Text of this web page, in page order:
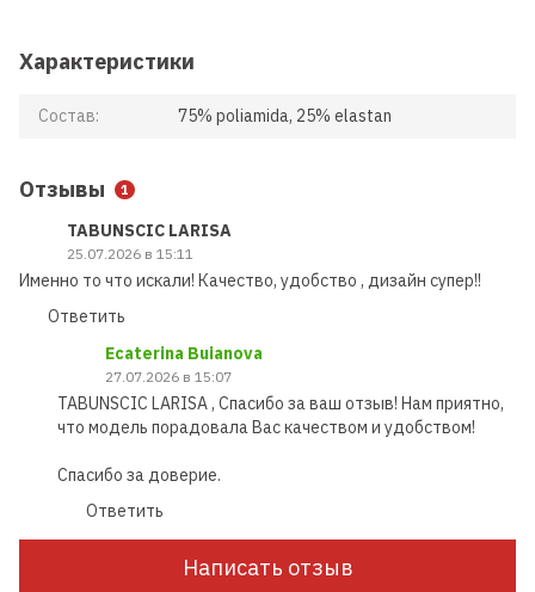
Характеристики
Состав: 75% poliamida, 25% elastan
Отзывы 1
TABUNSCIC LARISA
25.07.2026 в 15:11
Именно то что искали! Качество, удобство , дизайн супер!!
Ответить
Ecaterina Buianova
27.07.2026 в 15:07
TABUNSCIC LARISA , Спасибо за ваш отзыв! Нам приятно,
что модель порадовала Вас качеством и удобством!
Спасибо за доверие.
Ответить
Написать отзыв